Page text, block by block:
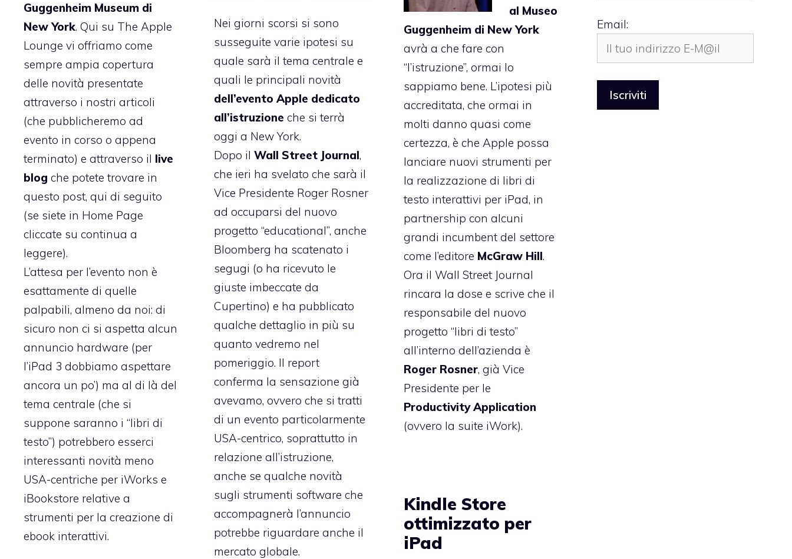
Guggenheim Museum di
New York. Qui su The Apple
Lounge vi offriamo come
sempre ampia copertura
delle novità presentate
attraverso i nostri articoli
(che pubblicheremo ad
evento in corso o appena
terminato) e attraverso il live
blog che potete trovare in
questo post, qui di seguito
(se siete in Home Page
cliccate su continua a
leggere).
L’attesa per l’evento non è
esattamente di quelle
palpabili, almeno da noi: di
sicuro non ci si aspetta alcun
annuncio hardware (per
l’iPad 3 dobbiamo aspettare
ancora un po’) ma al di là del
tema centrale (che si
suppone saranno i “libri di
testo”) potrebbero esserci
interessanti novità meno
USA-centriche per iWorks e
iBookstore relative a
strumenti per la creazione di
ebook interattivi.
Nei giorni scorsi si sono
susseguite varie ipotesi su
quale sarà il tema centrale e
quali le principali novità
dell’evento Apple dedicato
all’istruzione che si terrà
oggi a New York.
Dopo il Wall Street Journal,
che ieri ha svelato che sarà il
Vice Presidente Roger Rosner
ad occuparsi del nuovo
progetto “educational”, anche
Bloomberg ha scatenato i
segugi (o ha ricevuto le
giuste imbeccate da
Cupertino) e ha pubblicato
qualche dettaglio in più su
quanto vedremo nel
pomeriggio. Il report
conferma la sensazione già
avevamo, ovvero che si tratti
di un evento particolarmente
USA-centrico, soprattutto in
relazione all’istruzione,
anche se qualche novità
sugli strumenti software che
accompagnerà l’annuncio
potrebbe riguardare anche il
mercato globale.
al Museo
Guggenheim di New York
avrà a che fare con
“l’istruzione”, ormai lo
sappiamo bene. L’ipotesi più
accreditata, che ormai in
molti danno quasi come
certezza, è che Apple possa
lanciare nuovi strumenti per
la realizzazione di libri di
testo interattivi per iPad, in
partnership con alcuni
grandi incumbent del settore
come l’editore McGraw Hill.
Ora ilWall Street Journal
rincara la dose e scrive che il
responsabile del nuovo
progetto “libri di testo”
all’interno dell’azienda è
Roger Rosner, già Vice
Presidente per le
Productivity Application
(ovvero la suite iWork).
Kindle Store
ottimizzato per
iPad
Email: